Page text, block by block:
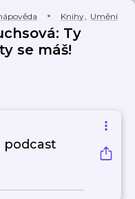
Knihy, Umění
Ty
se máš!
podcast